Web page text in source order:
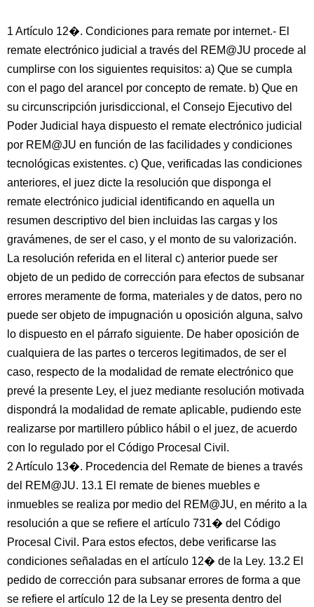
1 Artículo 12�. Condiciones para remate por internet.- El
remate electrónico judicial a través del REM@JU procede al
cumplirse con los siguientes requisitos: a) Que se cumpla
con el pago del arancel por concepto de remate. b) Que en
su circunscripción jurisdiccional, el Consejo Ejecutivo del
Poder Judicial haya dispuesto el remate electrónico judicial
por REM@JU en función de las facilidades y condiciones
tecnológicas existentes. c) Que, verificadas las condiciones
anteriores, el juez dicte la resolución que disponga el
remate electrónico judicial identificando en aquella un
resumen descriptivo del bien incluidas las cargas y los
gravámenes, de ser el caso, y el monto de su valorización.
La resolución referida en el literal c) anterior puede ser
objeto de un pedido de corrección para efectos de subsanar
errores meramente de forma, materiales y de datos, pero no
puede ser objeto de impugnación u oposición alguna, salvo
lo dispuesto en el párrafo siguiente. De haber oposición de
cualquiera de las partes o terceros legitimados, de ser el
caso, respecto de la modalidad de remate electrónico que
prevé la presente Ley, el juez mediante resolución motivada
dispondrá la modalidad de remate aplicable, pudiendo este
realizarse por martillero público hábil o el juez, de acuerdo
con lo regulado por el Código Procesal Civil.
2 Artículo 13�. Procedencia del Remate de bienes a través
del REM@JU. 13.1 El remate de bienes muebles e
inmuebles se realiza por medio del REM@JU, en mérito a la
resolución a que se refiere el artículo 731� del Código
Procesal Civil. Para estos efectos, debe verificarse las
condiciones señaladas en el artículo 12� de la Ley. 13.2 El
pedido de corrección para subsanar errores de forma a que
se refiere el artículo 12 de la Ley se presenta dentro del